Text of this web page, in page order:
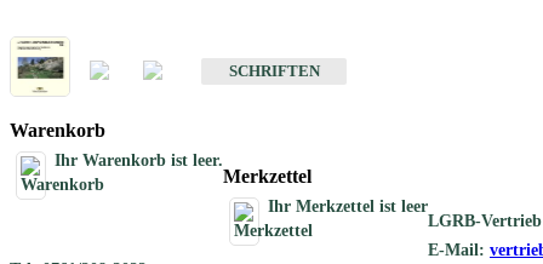
SCHRIFTEN
Warenkorb
Ihr Warenkorb ist leer.
Merkzettel
Ihr Merkzettel ist leer
LGRB-Vertrieb
E-Mail: